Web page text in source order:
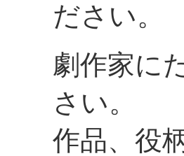
ださい。
劇作家に
さい。
作品、役